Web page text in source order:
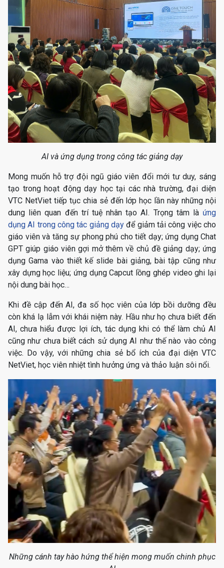
AI và ứng dụng trong công tác giảng dạy
Mong muốn hỗ trợ đội ngũ giáo viên đổi mới tư duy, sáng
tạo trong hoạt động dạy học tại các nhà trường, đại diện
VTC NetViet tiếp tục chia sẻ đến lớp học lần này những nội
dung liên quan đến trí tuệ nhân tạo AI. Trọng tâm là ứng
dụng AI trong công tác giảng dạy để giảm tải công việc cho
giáo viên và tăng sự phong phú cho tiết dạy; ứng dụng Chat
GPT giúp giáo viên gợi mở thêm về chủ đề giảng dạy; ứng
dụng Gama vào thiết kế slide bài giảng, bài tập cũng như
xây dựng học liệu; ứng dụng Capcut lồng ghép video ghi lại
nội dung bài học…
Khi đề cập đến AI, đa số học viên của lớp bồi dưỡng đều
còn khá lạ lẫm với khái niệm này. Hầu như họ chưa biết đến
AI, chưa hiểu được lợi ích, tác dụng khi có thể làm chủ AI
cũng như chưa biết cách sử dụng AI như thế nào vào công
việc. Do vậy, với những chia sẻ bổ ích của đại diện VTC
NetViet, học viên nhiệt tình hưởng ứng và thảo luận sôi nổi.
Những cánh tay hào hứng thể hiện mong muốn chinh phục